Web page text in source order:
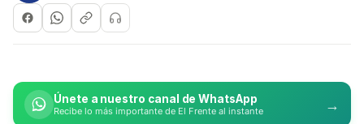
Únete a nuestro canal de WhatsApp
Recibe lo más importante de El Frente al instante →